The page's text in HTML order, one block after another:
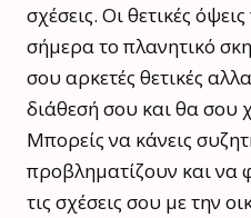
σχέσεις. Οι θετικές
σήμερα το πλανητικό
σου αρκετές θετικές
διάθεσή σου και θα σου
Μπορείς να κάνεις
προβληματίζουν και να
τις σχέσεις σου με την